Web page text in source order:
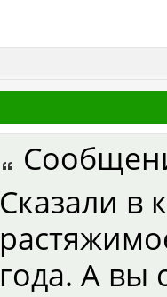
Сказали в
года. А вы